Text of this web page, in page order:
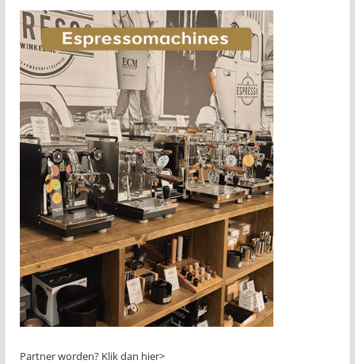
Partner worden? Klik dan hier>